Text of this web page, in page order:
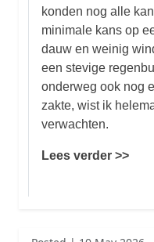
konden nog alle
minimale kans op
dauw en weinig
een stevige
onderweg ook nog
zakte, wist ik
verwachten.
Lees verder >>